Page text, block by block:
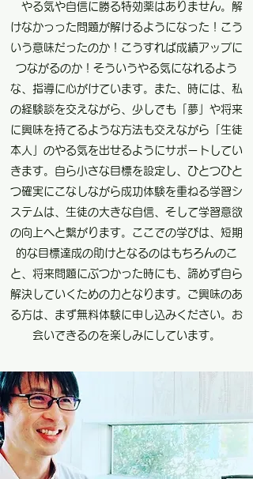
やる気や自信に勝る特効薬はありません。解
けなかっった問題が解けるようになった！こう
いう意味だったのか！こうすれば成績アップに
つながるのか！そういうやる気になれるよう
な、指導に心がけています。また、時には、私
の経験談を交えながら、少しでも「夢」や将来
に興味を持てるような方法も交えながら「生徒
本人」のやる気を出せるようにサポートしてい
きます。自ら小さな目標を設定し、ひとつひと
つ確実にこなしながら成功体験を重ねる学習シ
ステムは、生徒の大きな自信、そして学習意欲
の向上へと繋がります。ここでの学びは、短期
的な目標達成の助けとなるのはもちろんのこ
と、将来問題にぶつかった時にも、諦めず自ら
解決していくための力となります。ご興味のあ
る方は、まず無料体験に申し込みください。お
会いできるのを楽しみにしています。